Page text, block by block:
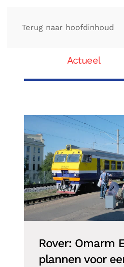
Terug naar hoofdinhoud
Actueel
Rover: Omarm
plannen voor